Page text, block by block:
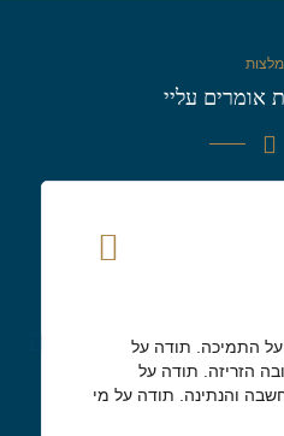
אומרים עליי
התמיכה. תודה על
הזריזה. תודה על
והנתינה. תודה על מי